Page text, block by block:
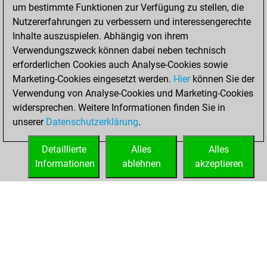
You achieved a
BeautyScore of 2497
You achieved a
new Elo of 2075
Samstag,
November 1, 2025
You created
your Fritz account
um bestimmte Funktionen zur Verfügung zu stellen, die
Nutzererfahrungen zu verbessern und interessengerechte
Inhalte auszuspielen. Abhängig von ihrem
Verwendungszweck können dabei neben technisch
erforderlichen Cookies auch Analyse-Cookies sowie
Marketing-Cookies eingesetzt werden. Hierkönnen Sie der
Verwendung von Analyse-Cookies und Marketing-Cookies
widersprechen. Weitere Informationen finden Sie in
unserer Datenschutzerklärung.
Alles
akzeptieren
Alles
ablehnen
Detaillierte
Informationen